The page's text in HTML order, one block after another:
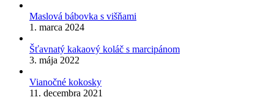
Maslová bábovka s višňami
1. marca 2024
Šťavnatý kakaový koláč s marcipánom
3. mája 2022
Vianočné kokosky
11. decembra 2021